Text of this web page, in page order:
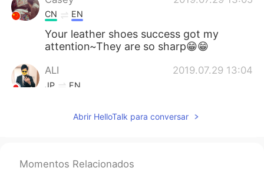
CN EN
Your leather shoes success got my
attention~They are so sharp😁😁
ALI 2019.07.29 13:04
JP EN
素敵な結婚式💒
Abrir HelloTalk para conversar
Momentos Relacionados